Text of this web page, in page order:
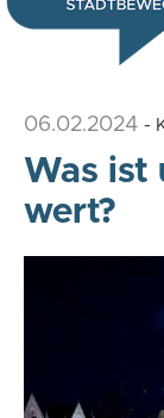
06.02.2024 -
Was ist
wert?